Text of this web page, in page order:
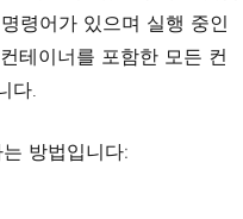
령어가 있으며 실행 중인
테이너를 포함한 모든 컨
다.
방법입니다: